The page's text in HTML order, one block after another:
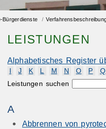
Bürgerdienste /
LEISTUNGEN
Alphabetisches Register
J K L M N O P
Q
Leistungen suchen
A
Abbrennen von